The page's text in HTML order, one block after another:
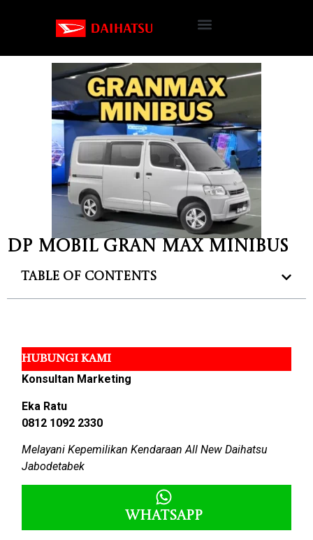
DP Mobil Gran Max Minibus
Table of Contents
HUBUNGI KAMI
Konsultan Marketing
Eka Ratu
0812 1092 2330
Melayani Kepemilikan Kendaraan All New Daihatsu
Jabodetabek
Whatsapp